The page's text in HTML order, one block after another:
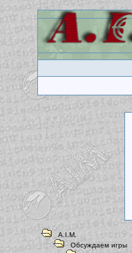
A.I.M.
Обсуждаем игры